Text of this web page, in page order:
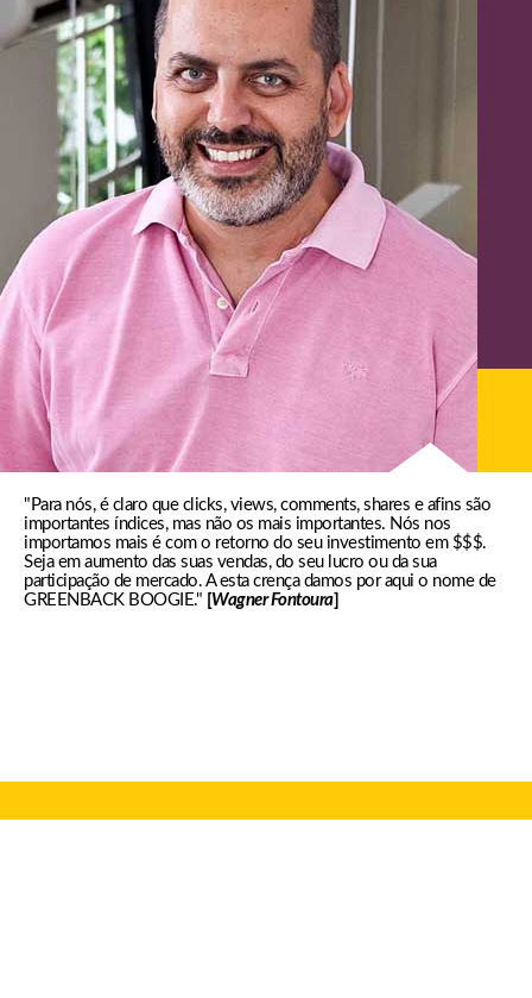
"Para nós, é claro que clicks, views, comments, shares e afins são
importantes índices, mas não os mais importantes. Nós nos
importamos mais é com o retorno do seu investimento em $$$.
Seja em aumento das suas vendas, do seu lucro ou da sua
participação de mercado. A esta crença damos por aqui o nome de
GREENBACK BOOGIE." [Wagner Fontoura]